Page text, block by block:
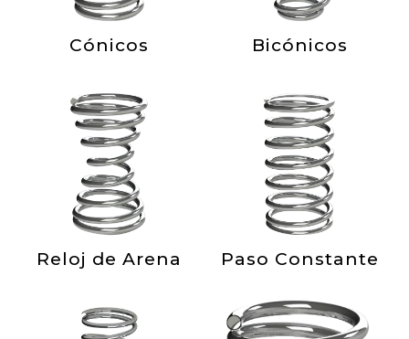
Cónicos Bicónicos
Reloj de Arena Paso Constante